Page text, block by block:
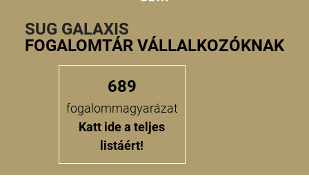
SUG GALAXIS
FOGALOMTÁR VÁLLALKOZÓKNAK
689
fogalommagyarázat
Katt ide a teljes
listáért!